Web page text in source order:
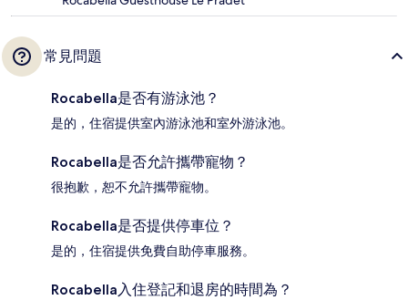
常見問題
Rocabella是否有游泳池？
是的，住宿提供室內游泳池和室外游泳池。
Rocabella是否允許攜帶寵物？
很抱歉，恕不允許攜帶寵物。
Rocabella是否提供停車位？
是的，住宿提供免費自助停車服務。
Rocabella入住登記和退房的時間為？